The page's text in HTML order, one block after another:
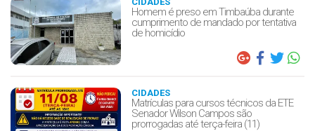
Homem é preso em Timbaúba durante
cumprimento de mandado por tentativa
de homicídio
CIDADES
Matrículas para cursos técnicos da ETE
Senador Wilson Campos são
prorrogadas até terça-feira (11)